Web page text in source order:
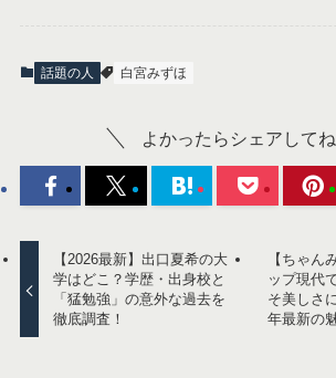
話題の人 白宮みずほ
よかったらシェアしてね
【2026最新】出口夏希の大
学はどこ？学歴・出身校と
「猛勉強」の意外な過去を
徹底調査！
【ちゃん
ップ現代
そ美しさ
年最新の